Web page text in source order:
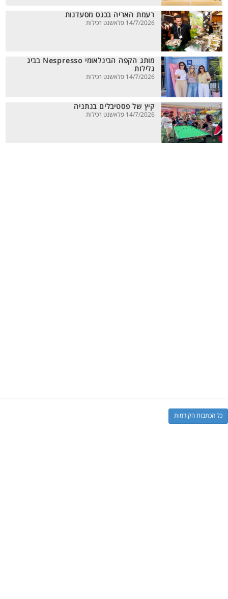
רעמת האריה בכנס מסעדנות
14/7/2026 פלאשנט רכילות
מותג הקפה הבינלאומי Nespresso בביג
גלילות
14/7/2026 פלאשנט רכילות
קיץ של פסטיבלים בנתניה
14/7/2026 פלאשנט רכילות
כל הכתבות הקודמות